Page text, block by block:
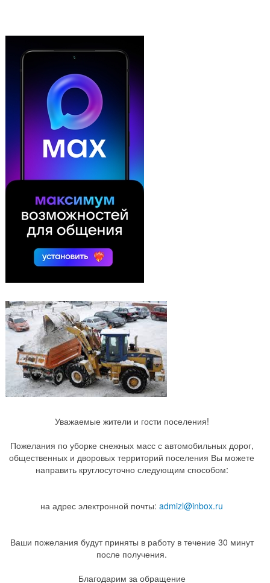
Уважаемые жители и гости поселения!
Пожелания по уборке снежных масс с автомобильных дорог,
общественных и дворовых территорий поселения Вы можете
направить круглосуточно следующим способом:
на адрес электронной почты: admizl@inbox.ru
Ваши пожелания будут приняты в работу в течение 30 минут
после получения.
Благодарим за обращение